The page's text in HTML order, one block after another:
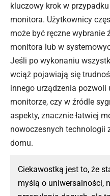
kluczowy krok w
monitora. Użytkownicy
może być ręczne wybranie
monitora lub w
Jeśli po wykonaniu
wciąż pojawiają się
innego urządzenia
monitorze, czy w źródle
aspekty, znacznie łatwiej
nowoczesnych technologii
domu.
Ciekawostką jest to, że
myślą o uniwersalności,